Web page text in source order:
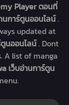
Player ตอนที่
นการ์ตูนออนไลน์.
updated at
ตูนออนไลน์. Dont
A list of manga
เว็บอ่านการ์ตูน